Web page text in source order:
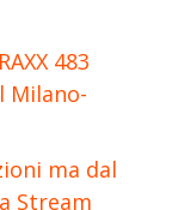
483
Milano-
ma dal
Stream